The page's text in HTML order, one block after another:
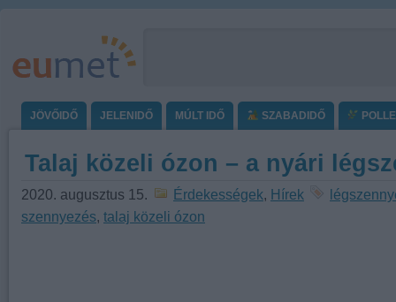
JÖVŐIDŐ JELENIDŐ MÚLT IDŐ SZABADIDŐ
Talaj közeli ózon – a nyári
2020. augusztus 15. Érdekességek, Hírek
szennyezés, talaj közeli ózon